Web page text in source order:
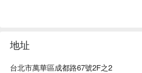
地址
台北市萬華區成都路67號2F之2